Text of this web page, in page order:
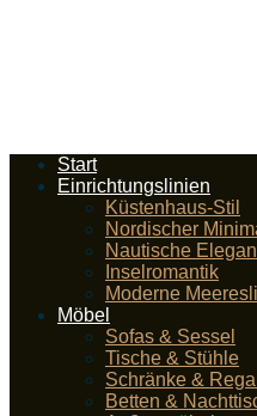
Start
Einrichtungslinien
Küstenhaus-Stil
Nordischer
Nautische
Inselromantik
Moderne
Möbel
Sofas & Sessel
Tische & Stühle
Schränke &
Betten &